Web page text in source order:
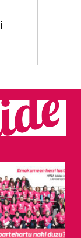
cookie-
eta
hori
Gehiago